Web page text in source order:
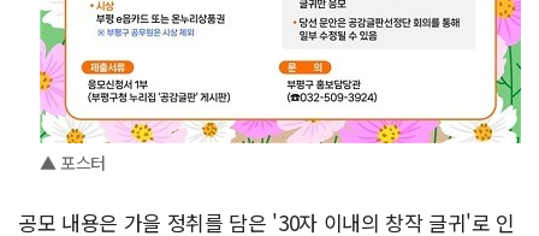
▲ 포스터
공모 내용은 가을 정취를 담은 '30자 이내의 창작 글귀'로 인